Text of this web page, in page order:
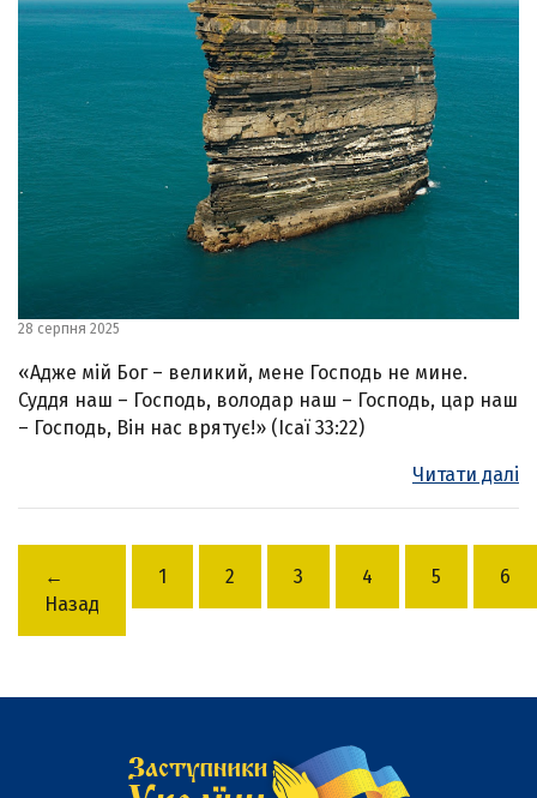
28 серпня 2025
«Адже мій Бог – великий, мене Господь не мине.
Суддя наш – Господь, володар наш – Господь, цар наш
– Господь, Він нас врятує!» (Ісаї 33:22)
Читати далі
←
Назад
1 2 3 4 5 6